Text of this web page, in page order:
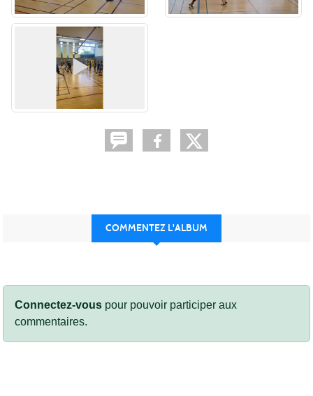
COMMENTEZ L'ALBUM
Connectez-vous pour pouvoir participer aux
commentaires.